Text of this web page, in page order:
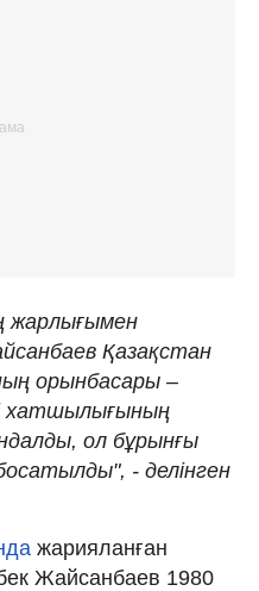
жарлығымен
Қазақстан
орынбасары –
хатшылығының
ол бұрынғы
- делінген
жарияланған
Жайсанбаев 1980